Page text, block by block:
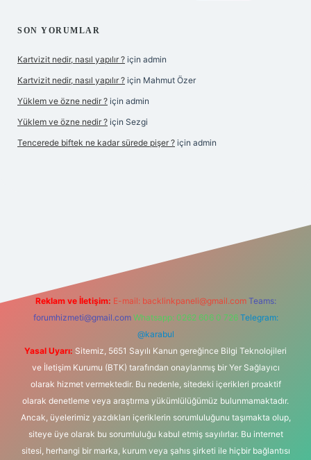
SON YORUMLAR
Kartvizit nedir, nasıl yapılır ? için admin
Kartvizit nedir, nasıl yapılır ? için Mahmut Özer
Yüklem ve özne nedir ? için admin
Yüklem ve özne nedir ? için Sezgi
Tencerede biftek ne kadar sürede pişer ? için admin
https://betexpergir.net/
Reklam ve İletişim: E-mail: backlinkpaneli@gmail.com Teams:
forumhizmeti@gmail.com Whatsapp: 0262 606 0 726 Telegram:
@karabul
Yasal Uyarı: Sitemiz, 5651 Sayılı Kanun gereğince Bilgi Teknolojileri
ve İletişim Kurumu (BTK) tarafından onaylanmış bir Yer Sağlayıcı
olarak hizmet vermektedir. Bu nedenle, sitedeki içerikleri proaktif
olarak denetleme veya araştırma yükümlülüğümüz bulunmamaktadır.
Ancak, üyelerimiz yazdıkları içeriklerin sorumluluğunu taşımakta olup,
siteye üye olarak bu sorumluluğu kabul etmiş sayılırlar. Bu internet
sitesi, herhangi bir marka, kurum veya şahıs şirketi ile hiçbir bağlantısı